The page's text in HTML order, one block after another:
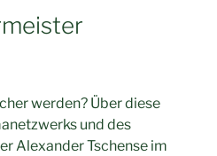
werden? Über diese
und des
Alexander Tschense im